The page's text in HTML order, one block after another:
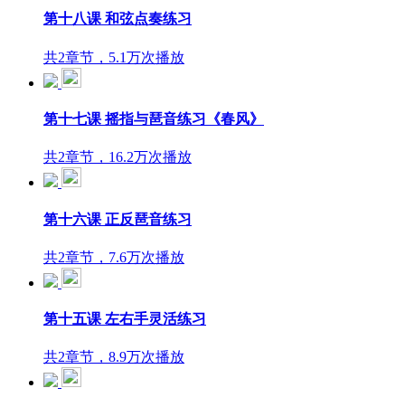
第十八课 和弦点奏练习
共2章节，5.1万次播放
第十七课 摇指与琶音练习《春风》
共2章节，16.2万次播放
第十六课 正反琶音练习
共2章节，7.6万次播放
第十五课 左右手灵活练习
共2章节，8.9万次播放